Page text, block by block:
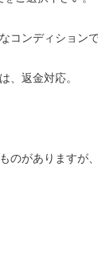
コンディションで
、返金対応。
のがありますが